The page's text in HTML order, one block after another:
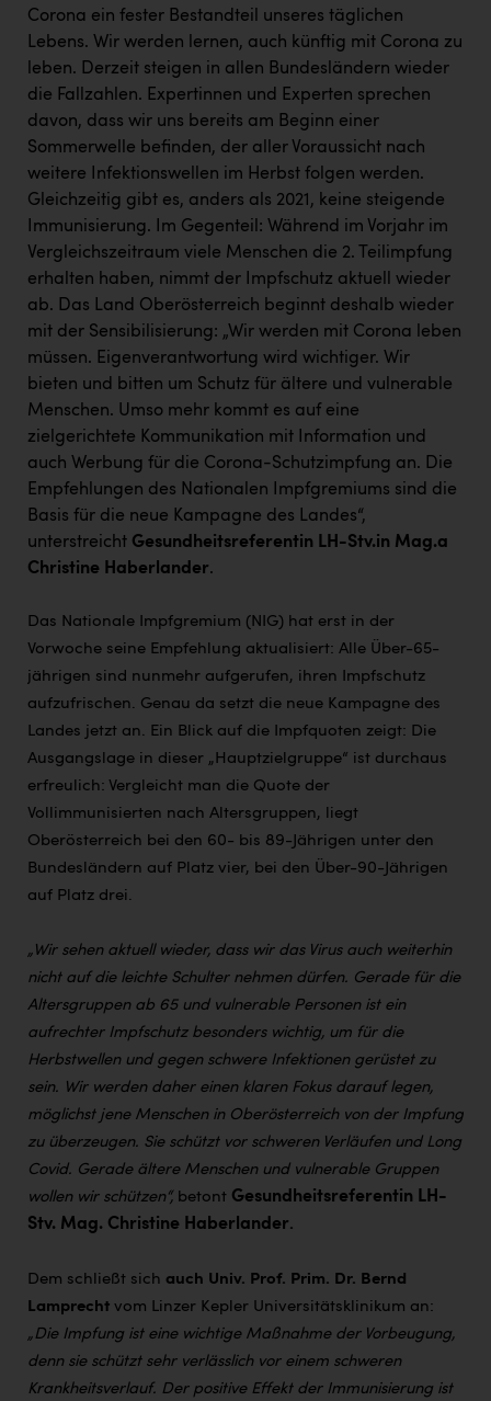
REMAX
RE/MAX Welcome
Resch&Frisch
RUBBLE MASTER
Ruderclub Wels
SCRI - Salzburg Cancer Research Institute
SCHMACHTL GmbH
Schwingshandl - automation technology gmbh
Smurfit Westrock Nettingsdorf
TGW Logistics
TRAILOMAT & Cycling Austria
VERITAS
Vorlagenportal
Wir besiegen Krebs
Wirtschaftskammer OÖ
ZGONC
ZULuft - Zukunft Luft Austria
Österreichisches Hebammengremium
Dopgas
kunden basics
Corona ein fester Bestandteil unseres täglichen
Lebens. Wir werden lernen, auch künftig mit Corona zu
leben. Derzeit steigen in allen Bundesländern wieder
die Fallzahlen. Expertinnen und Experten sprechen
davon, dass wir uns bereits am Beginn einer
Sommerwelle befinden, der aller Voraussicht nach
weitere Infektionswellen im Herbst folgen werden.
Gleichzeitig gibt es, anders als 2021, keine steigende
Immunisierung. Im Gegenteil: Während im Vorjahr im
Vergleichszeitraum viele Menschen die 2. Teilimpfung
erhalten haben, nimmt der Impfschutz aktuell wieder
ab. Das Land Oberösterreich beginnt deshalb wieder
mit der Sensibilisierung: „Wir werden mit Corona leben
müssen. Eigenverantwortung wird wichtiger. Wir
bieten und bitten um Schutz für ältere und vulnerable
Menschen. Umso mehr kommt es auf eine
zielgerichtete Kommunikation mit Information und
auch Werbung für die Corona-Schutzimpfung an. Die
Empfehlungen des Nationalen Impfgremiums sind die
Basis für die neue Kampagne des Landes“,
unterstreicht Gesundheitsreferentin LH-Stv.in Mag.a
Christine Haberlander.
Das Nationale Impfgremium (NIG) hat erst in der
Vorwoche seine Empfehlung aktualisiert: Alle Über-65-
jährigen sind nunmehr aufgerufen, ihren Impfschutz
aufzufrischen. Genau da setzt die neue Kampagne des
Landes jetzt an. Ein Blick auf die Impfquoten zeigt: Die
Ausgangslage in dieser „Hauptzielgruppe“ ist durchaus
erfreulich: Vergleicht man die Quote der
Vollimmunisierten nach Altersgruppen, liegt
Oberösterreich bei den 60- bis 89-Jährigen unter den
Bundesländern auf Platz vier, bei den Über-90-Jährigen
auf Platz drei.
„Wir sehen aktuell wieder, dass wir das Virus auch weiterhin
nicht auf die leichte Schulter nehmen dürfen. Gerade für die
Altersgruppen ab 65 und vulnerable Personen ist ein
aufrechter Impfschutz besonders wichtig, um für die
Herbstwellen und gegen schwere Infektionen gerüstet zu
sein. Wir werden daher einen klaren Fokus darauf legen,
möglichst jene Menschen in Oberösterreich von der Impfung
zu überzeugen. Sie schützt vor schweren Verläufen und Long
Covid. Gerade ältere Menschen und vulnerable Gruppen
wollen wir schützen“, betont Gesundheitsreferentin LH-
Stv. Mag. Christine Haberlander.
Dem schließt sich auch Univ. Prof. Prim. Dr. Bernd
Lamprecht vom Linzer Kepler Universitätsklinikum an:
„Die Impfung ist eine wichtige Maßnahme der Vorbeugung,
denn sie schützt sehr verlässlich vor einem schweren
Krankheitsverlauf. Der positive Effekt der Immunisierung ist